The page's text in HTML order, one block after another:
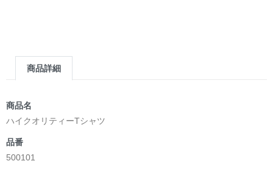
商品詳細
商品名
ハイクオリティーTシャツ
品番
500101